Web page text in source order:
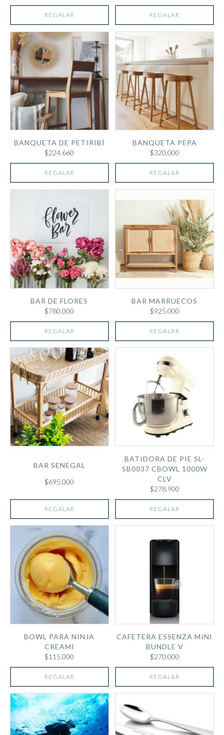
REGALAR REGALAR
BANQUETA DE PETIRIBÍ
$224.660
REGALAR
BANQUETA PEPA
$320.000
REGALAR
BAR DE FLORES
$780.000
REGALAR
BAR MARRUECOS
$925.000
REGALAR
BAR SENEGAL
$695.000
REGALAR
BATIDORA DE PIE SL-
SB0037 CBOWL 1000W
CLV
$278.900
REGALAR
BOWL PARA NINJA
CREAMI
$115.000
REGALAR
CAFETERA ESSENZA MINI
BUNDLE V
$270.000
REGALAR